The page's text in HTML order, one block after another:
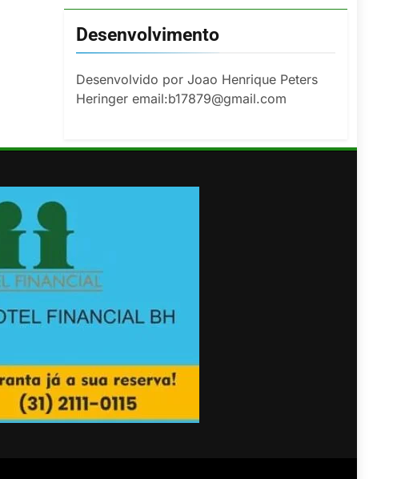
Desenvolvimento
Desenvolvido por Joao Henrique Peters
Heringer email:b17879@gmail.com